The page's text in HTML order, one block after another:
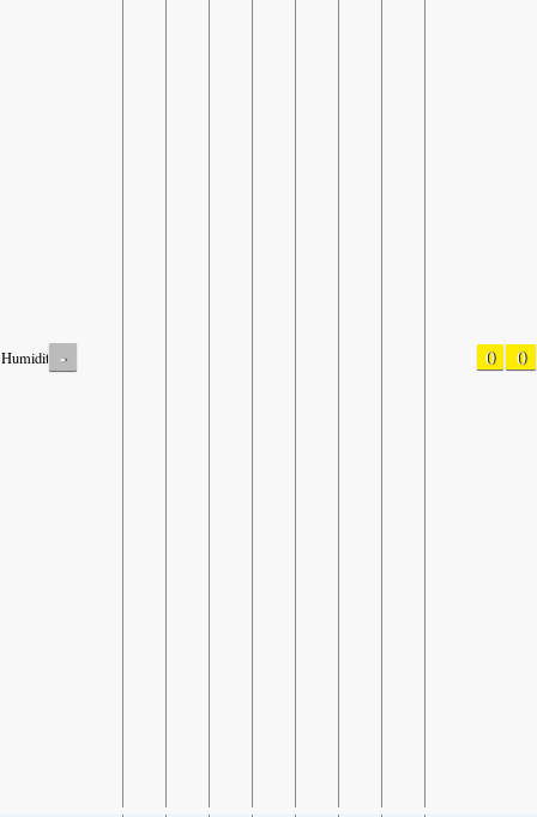
Humidity - 0 0